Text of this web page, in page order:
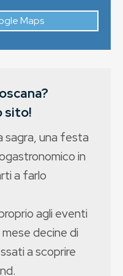
Maps
sito!
sagra, una festa
in
a farlo
agli eventi
decine di
a scoprire